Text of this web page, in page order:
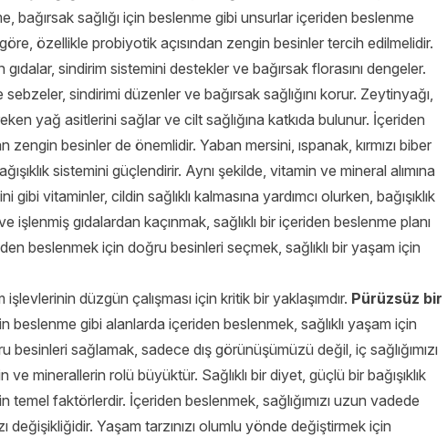
bağırsak sağlığı için beslenme gibi unsurlar içeriden beslenme
özellikle probiyotik açısından zengin besinler tercih edilmelidir.
sindirim sistemini destekler ve bağırsak florasını dengeler.
sindirimi düzenler ve bağırsak sağlığını korur. Zeytinyağı,
yağ asitlerini sağlar ve cilt sağlığına katkıda bulunur. İçeriden
zengin besinler de önemlidir. Yaban mersini, ıspanak, kırmızı biber
sistemini güçlendirir. Aynı şekilde, vitamin ve mineral alımına
vitaminler, cildin sağlıklı kalmasına yardımcı olurken, bağışıklık
gıdalardan kaçınmak, sağlıklı bir içeriden beslenme planı
beslenmek için doğru besinleri seçmek, sağlıklı bir yaşam için
düzgün çalışması için kritik bir yaklaşımdır. Pürüzsüz bir
beslenme gibi alanlarda içeriden beslenmek, sağlıklı yaşam için
sağlamak, sadece dış görünüşümüzü değil, iç sağlığımızı
minerallerin rolü büyüktür. Sağlıklı bir diyet, güçlü bir bağışıklık
faktörlerdir. İçeriden beslenmek, sağlığımızı uzun vadede
Yaşam tarzınızı olumlu yönde değiştirmek için